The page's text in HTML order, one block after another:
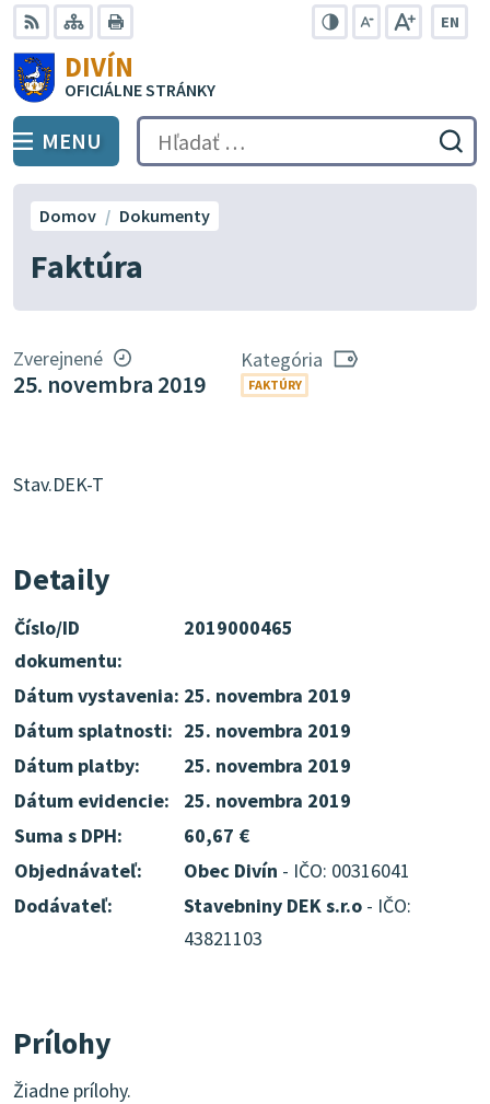
Preskočiť
na
obsah
RSS Mapa
EN
DIVÍN
OFICIÁLNE STRÁNKY
PREPNÚŤ
MENU Hľadať:
Faktúra
Domov Dokumenty
Zverejnené
25. novembra 2019
Kategória
FAKTÚRY
Stav.DEK-T
Detaily
Číslo/ID
dokumentu:
2019000465
Dátum vystavenia: 25. novembra 2019
Dátum splatnosti: 25. novembra 2019
Dátum platby:
25. novembra 2019
Dátum evidencie:
25. novembra 2019
Suma s DPH:
60,67 €
Objednávateľ:
Obec Divín - IČO: 00316041
Dodávateľ:
Stavebniny DEK s.r.o - IČO:
43821103
Prílohy
Žiadne prílohy.